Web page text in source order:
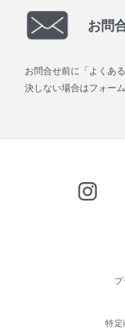
お問
お問合せ前に「よくあ
決しない場合はフォー
特定